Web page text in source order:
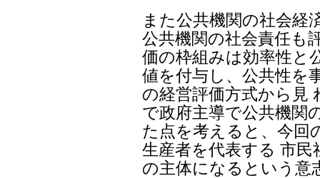
また公共機関の社会経
公共機関の社会責任も
価の枠組みは効率性と
値を付与し、公共性を
の経営評価方式から見
で政府主導で公共機関
た点を考えると、今回
生産者を代表する 市民
の主体になるという意